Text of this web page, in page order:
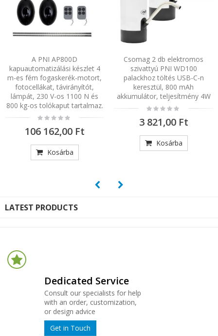
A PNI AP800D
kapuautomatizálási készlet 4
m-es fém fogaskerék-motort,
fotocellákat, távirányítót,
lámpát, 230 V-os 1100 N és
800 kg-os tolókaput tartalmaz.
Rating:
0%
106 162,00 Ft
Kosárba
Csomag 2 db elektromos
szivattyú PNI WD100
palackhoz töltés USB-C-n
keresztül, 800 mAh
akkumulátor, teljesítmény 4W
Rating:
0%
3 821,00 Ft
Kosárba
LATEST PRODUCTS
Dedicated Service
Consult our specialists for help
with an order, customization,
or design advice
Get in Touch